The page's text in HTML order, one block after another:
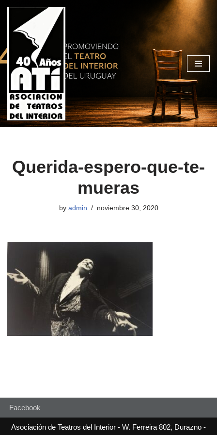
Skip
Querida-espero-que-te-
mueras
by admin noviembre 30, 2020
Facebook
Asociación de Teatros del Interior - W. Ferreira 802, Durazno -